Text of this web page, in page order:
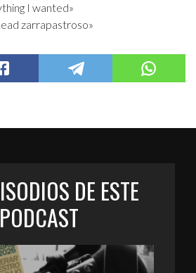
I wanted»
zarrapastroso»
DE ESTE
PODCAST